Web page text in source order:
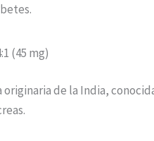
(45 mg)
de la India,